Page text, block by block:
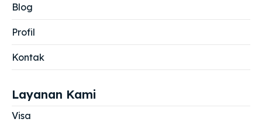
Blog
Profil
Kontak
Layanan Kami
Visa